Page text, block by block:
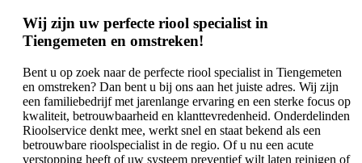
Wij zijn uw perfecte riool specialist in
Tiengemeten en omstreken!
Bent u op zoek naar de perfecte riool specialist in Tiengemeten
en omstreken? Dan bent u bij ons aan het juiste adres. Wij zijn
een familiebedrijf met jarenlange ervaring en een sterke focus op
kwaliteit, betrouwbaarheid en klanttevredenheid. Onderdelinden
Rioolservice denkt mee, werkt snel en staat bekend als een
betrouwbare rioolspecialist in de regio. Of u nu een acute
verstopping heeft of uw systeem preventief wilt laten reinigen of